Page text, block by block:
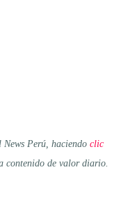
News Perú, haciendo clic
contenido de valor diario.